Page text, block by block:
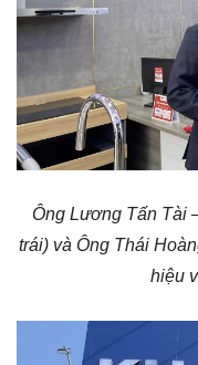
Ông Lương Tấn Tài
trái) và Ông Thái
hiệu